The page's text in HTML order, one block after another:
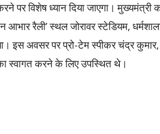
पर विशेष ध्यान दिया जाएगा।
आभार रैली’ स्थल जोरावर स्टेडियम,
इस अवसर पर प्रो-टेम स्पीकर चंद्र
स्वागत करने के लिए उपस्थित थे।